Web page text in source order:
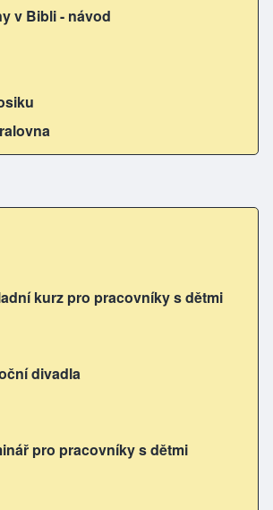
v Bibli - návod
kurz pro pracovníky s dětmi
divadla
pro pracovníky s dětmi